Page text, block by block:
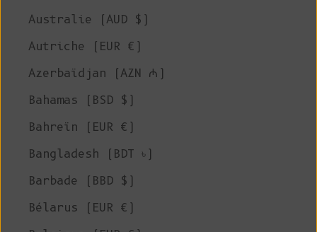
Australie (AUD $)
Autriche (EUR €)
Azerbaïdjan (AZN ₼)
Bahamas (BSD $)
Bahreïn (EUR €)
Bangladesh (BDT ৳)
Barbade (BBD $)
Bélarus (EUR €)